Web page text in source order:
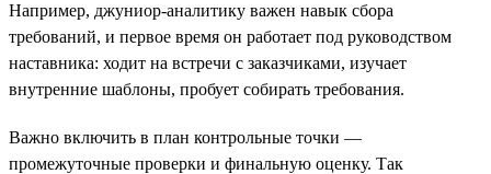
Например, джуниор-аналитику важен навык сбора
требований, и первое время он работает под руководством
наставника: ходит на встречи с заказчиками, изучает
внутренние шаблоны, пробует собирать требования.
Важно включить в план контрольные точки —
промежуточные проверки и финальную оценку. Так